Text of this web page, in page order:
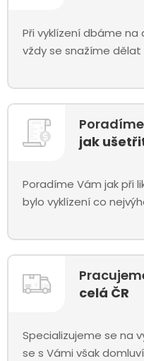
Při vyklízení dbáme
vždy se snažíme dělat
jak
Poradíme Vám jak při
bylo vyklízení co
celá ČR
Specializujeme se na
se s Vámi však